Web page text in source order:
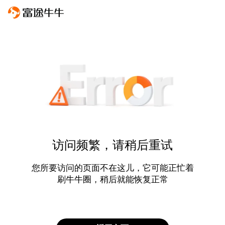
访问频繁，请稍后重试
您所要访问的页面不在这儿，它可能正忙着
刷牛牛圈，稍后就能恢复正常